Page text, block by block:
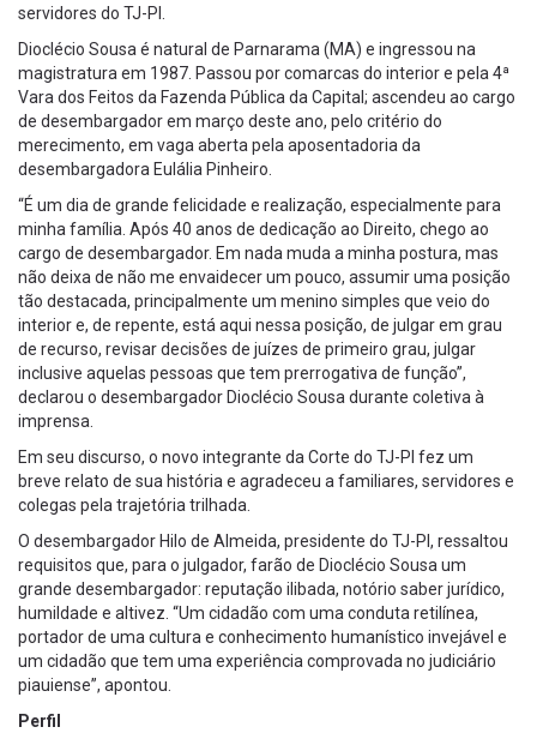
servidores do TJ-PI.
Dioclécio Sousa é natural de Parnarama (MA) e ingressou na
magistratura em 1987. Passou por comarcas do interior e pela 4ª
Vara dos Feitos da Fazenda Pública da Capital; ascendeu ao cargo
de desembargador em março deste ano, pelo critério do
merecimento, em vaga aberta pela aposentadoria da
desembargadora Eulália Pinheiro.
“É um dia de grande felicidade e realização, especialmente para
minha família. Após 40 anos de dedicação ao Direito, chego ao
cargo de desembargador. Em nada muda a minha postura, mas
não deixa de não me envaidecer um pouco, assumir uma posição
tão destacada, principalmente um menino simples que veio do
interior e, de repente, está aqui nessa posição, de julgar em grau
de recurso, revisar decisões de juízes de primeiro grau, julgar
inclusive aquelas pessoas que tem prerrogativa de função”,
declarou o desembargador Dioclécio Sousa durante coletiva à
imprensa.
Em seu discurso, o novo integrante da Corte do TJ-PI fez um
breve relato de sua história e agradeceu a familiares, servidores e
colegas pela trajetória trilhada.
O desembargador Hilo de Almeida, presidente do TJ-PI, ressaltou
requisitos que, para o julgador, farão de Dioclécio Sousa um
grande desembargador: reputação ilibada, notório saber jurídico,
humildade e altivez. “Um cidadão com uma conduta retilínea,
portador de uma cultura e conhecimento humanístico invejável e
um cidadão que tem uma experiência comprovada no judiciário
piauiense”, apontou.
Perfil